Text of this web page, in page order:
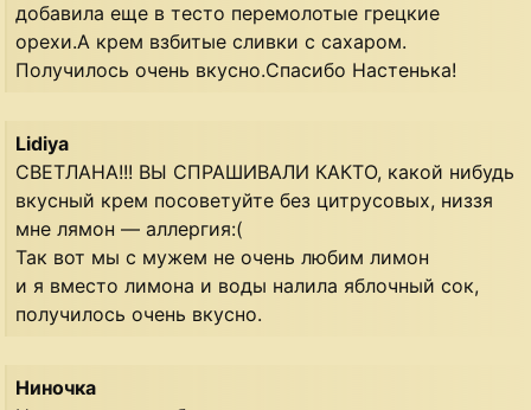
добавила еще в тесто перемолотые грецкие
орехи.А крем взбитые сливки с сахаром.
Получилось очень вкусно.Спасибо Настенька!
Lidiya
СВЕТЛАНА!!! ВЫ СПРАШИВАЛИ КАКТО, какой нибудь
вкусный крем посоветуйте без цитрусовых, низзя
мне лямон — аллергия:(
Так вот мы с мужем не очень любим лимон
и я вместо лимона и воды налила яблочный сок,
получилось очень вкусно.
Ниночка